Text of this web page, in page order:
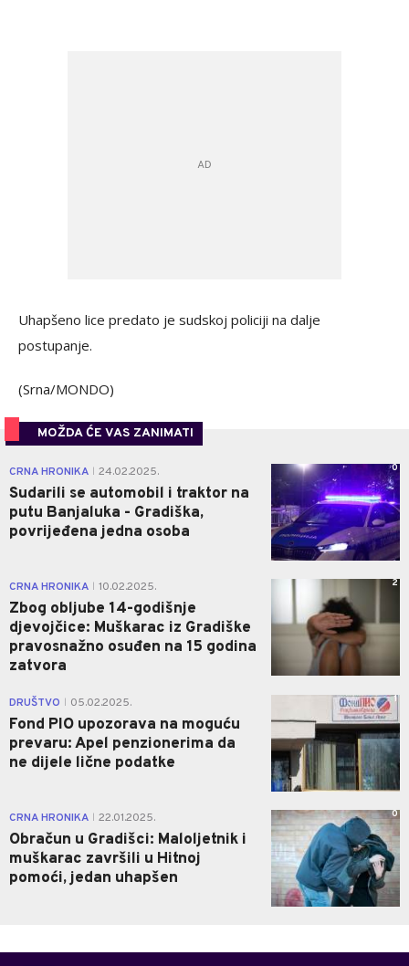
Uhapšeno lice predato je sudskoj policiji na dalje
postupanje.
(Srna/MONDO)
MOŽDA ĆE VAS ZANIMATI
CRNA HRONIKA 24.02.2025.
Sudarili se automobil i traktor na
putu Banjaluka - Gradiška,
povrijeđena jedna osoba
0
CRNA HRONIKA 10.02.2025.
Zbog obljube 14-godišnje
djevojčice: Muškarac iz Gradiške
pravosnažno osuđen na 15 godina
zatvora
2
DRUŠTVO 05.02.2025.
Fond PIO upozorava na moguću
prevaru: Apel penzionerima da
ne dijele lične podatke
1
CRNA HRONIKA 22.01.2025.
Obračun u Gradišci: Maloljetnik i
muškarac završili u Hitnoj
pomoći, jedan uhapšen
0